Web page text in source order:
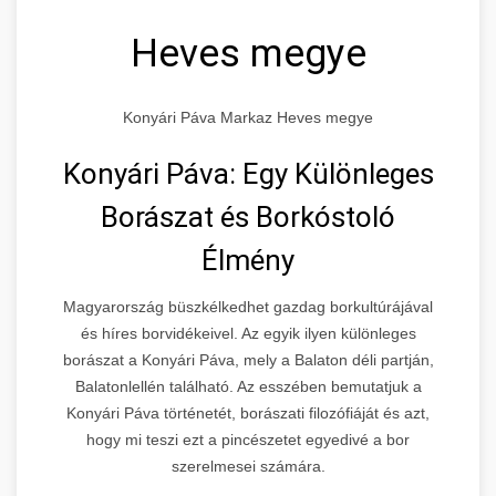
Heves megye
Konyári Páva Markaz Heves megye
Konyári Páva: Egy Különleges
Borászat és Borkóstoló
Élmény
Magyarország büszkélkedhet gazdag borkultúrájával
és híres borvidékeivel. Az egyik ilyen különleges
borászat a Konyári Páva, mely a Balaton déli partján,
Balatonlellén található. Az esszében bemutatjuk a
Konyári Páva történetét, borászati filozófiáját és azt,
hogy mi teszi ezt a pincészetet egyedivé a bor
szerelmesei számára.